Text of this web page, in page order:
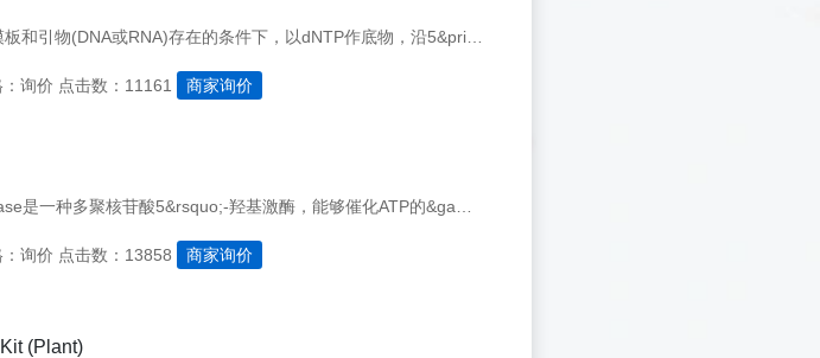
产品详情 产品介绍 DNA Polymerase I在模板和引物(DNA或RNA)存在的条件下，以dNTP作底物，沿5&prime;&rarr;3&prime;方向合成与模板互补的DNA。本酶分子量约为109,000，具有双链特异性的5&prime;&rarr;3&prime;外切核酸酶活性
询价 点击数：11161 商家询价
询价 点击数：13858 商家询价
(Plant)